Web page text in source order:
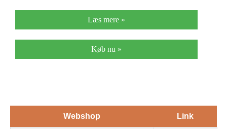
Læs mere »
Køb nu »
Webshop Link